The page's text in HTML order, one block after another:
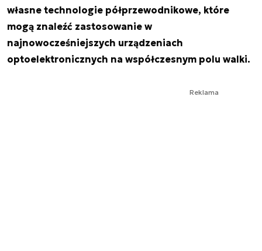
własne technologie półprzewodnikowe, które
mogą znaleźć zastosowanie w
najnowocześniejszych urządzeniach
optoelektronicznych na współczesnym polu walki.
Reklama